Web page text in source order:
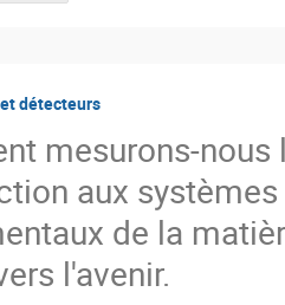
détecteurs
mesurons-
aux
de la
l'avenir.